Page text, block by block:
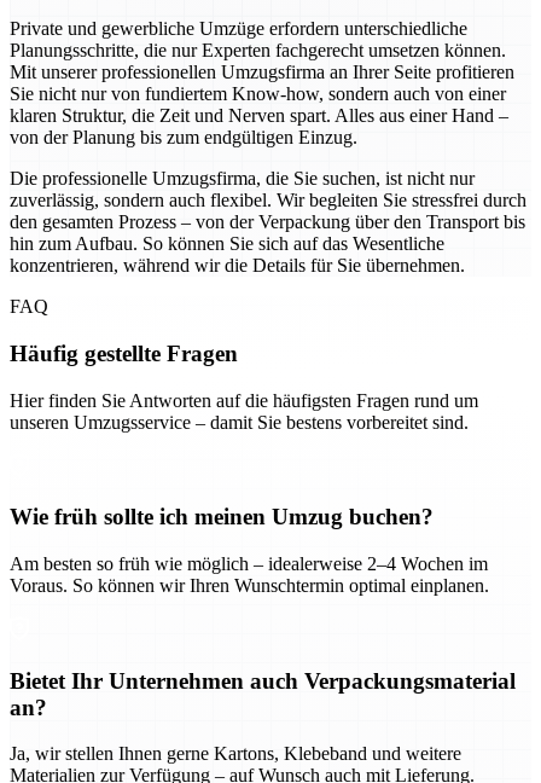
Private und gewerbliche Umzüge erfordern unterschiedliche
Planungsschritte, die nur Experten fachgerecht umsetzen können.
Mit unserer professionellen Umzugsfirma an Ihrer Seite profitieren
Sie nicht nur von fundiertem Know-how, sondern auch von einer
klaren Struktur, die Zeit und Nerven spart. Alles aus einer Hand –
von der Planung bis zum endgültigen Einzug.
Die professionelle Umzugsfirma, die Sie suchen, ist nicht nur
zuverlässig, sondern auch flexibel. Wir begleiten Sie stressfrei durch
den gesamten Prozess – von der Verpackung über den Transport bis
hin zum Aufbau. So können Sie sich auf das Wesentliche
konzentrieren, während wir die Details für Sie übernehmen.
FAQ
Häufig gestellte Fragen
Hier finden Sie Antworten auf die häufigsten Fragen rund um
unseren Umzugsservice – damit Sie bestens vorbereitet sind.
Wie früh sollte ich meinen Umzug buchen?
Am besten so früh wie möglich – idealerweise 2–4 Wochen im
Voraus. So können wir Ihren Wunschtermin optimal einplanen.
Bietet Ihr Unternehmen auch Verpackungsmaterial
an?
Ja, wir stellen Ihnen gerne Kartons, Klebeband und weitere
Materialien zur Verfügung – auf Wunsch auch mit Lieferung.